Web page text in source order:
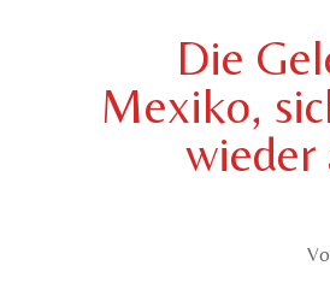
Die
Mexiko,
wieder